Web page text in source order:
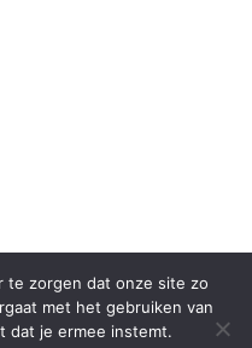
te zorgen dat onze site zo
met het gebruiken van
dat je ermee instemt.